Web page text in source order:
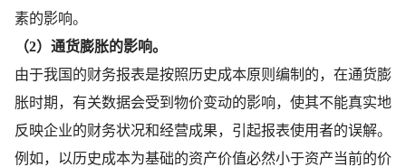
素的影响。
（2）通货膨胀的影响。
由于我国的财务报表是按照历史成本原则编制的，在通货膨
胀时期，有关数据会受到物价变动的影响，使其不能真实地
反映企业的财务状况和经营成果，引起报表使用者的误解。
例如，以历史成本为基础的资产价值必然小于资产当前的价